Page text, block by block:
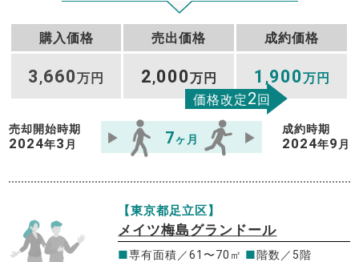
購入価格 売出価格 成約価格
3 ,660万円 2,000万円 1 ,900万円
価格改定2回
売却開始時期
2024年3 月 7ヶ月
成約時期
2024年9 月
【東京都足立区】
メイツ梅島グランドール
■専有面積／61〜70㎡ ■階数／5階